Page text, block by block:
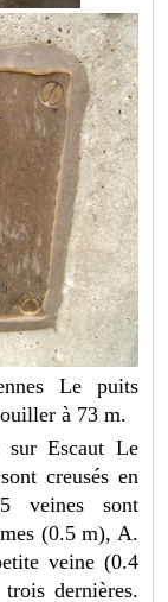
Le puits
à 73 m.
sur Escaut Le
creusés en
veines sont
(0.5 m), A.
veine (0.4
dernières.